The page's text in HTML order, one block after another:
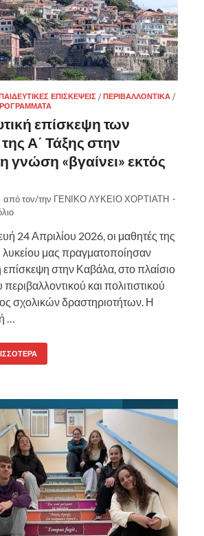
ΕΠΙΣΚΈΨΕΙΣ /ΠΕΡΙΒΑΛΛΟΝΤΙΚΆ /
επίσκεψη των
Α΄ Τάξης στην
γνώση «βγαίνει» εκτός
από τον/την ΓΕΝΙΚΟ ΛΥΚΕΙΟ ΧΟΡΤΙΑΤΗ -
24 Απριλίου 2026, οι μαθητές της
λυκείου μας πραγματοποίησαν
επίσκεψη στην Καβάλα, στο πλαίσιο
περιβαλλοντικού και πολιτιστικού
σχολικών δραστηριοτήτων. Η
…